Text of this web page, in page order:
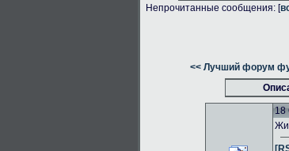
Непрочитанные сообщения: [
<< Лучший форум
18